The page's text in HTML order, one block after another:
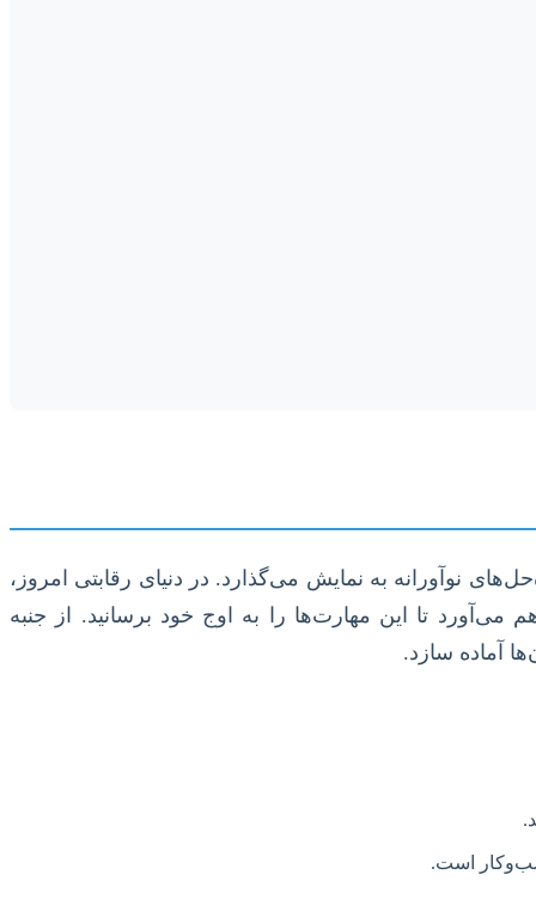
نوآورانه به نمایش می‌گذارد. در دنیای رقابتی امروز،
می‌آورد تا این مهارت‌ها را به اوج خود برسانید. از جنبه
آماده سازد.
است.